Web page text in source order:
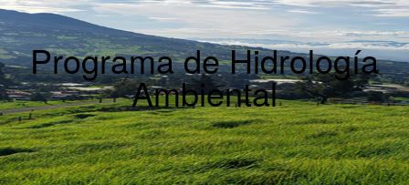
Programa de Hidrología
Ambiental